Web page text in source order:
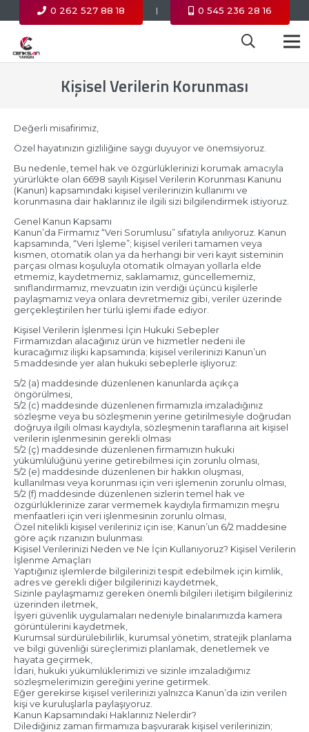
0 262 527 88 18 | 0 545 236 28 16
Kişisel Verilerin Korunması
Değerli misafirimiz,
Özel hayatınızın gizliliğine saygı duyuyor ve önemsiyoruz.
Bu nedenle, temel hak ve özgürlüklerinizi korumak amacıyla
yürürlükte olan 6698 sayılı Kişisel Verilerin Korunması Kanunu
(Kanun) kapsamındaki kişisel verilerinizin kullanımı ve
korunmasına dair haklarınız ile ilgili sizi bilgilendirmek istiyoruz.
Genel Kanun Kapsamı
Kanun’da Firmamız “Veri Sorumlusu” sıfatıyla anılıyoruz. Kanun
kapsamında, “Veri İşleme”; kişisel verileri tamamen veya
kısmen, otomatik olan ya da herhangi bir veri kayıt sisteminin
parçası olması koşuluyla otomatik olmayan yollarla elde
etmemiz, kaydetmemiz, saklamamız, güncellememiz,
sınıflandırmamız, mevzuatın izin verdiği üçüncü kişilerle
paylaşmamız veya onlara devretmemiz gibi, veriler üzerinde
gerçekleştirilen her türlü işlemi ifade ediyor.
Kişisel Verilerin İşlenmesi İçin Hukuki Sebepler
Firmamızdan alacağınız ürün ve hizmetler nedeni ile
kuracağımız ilişki kapsamında; kişisel verilerinizi Kanun’un
5.maddesinde yer alan hukuki sebeplerle işliyoruz:
5/2 (a) maddesinde düzenlenen kanunlarda açıkça
öngörülmesi,
5/2 (c) maddesinde düzenlenen firmamızla imzaladığınız
sözleşme veya bu sözleşmenin yerine getirilmesiyle doğrudan
doğruya ilgili olması kaydıyla, sözleşmenin taraflarına ait kişisel
verilerin işlenmesinin gerekli olması
5/2 (ç) maddesinde düzenlenen firmamızın hukuki
yükümlülüğünü yerine getirebilmesi için zorunlu olması,
5/2 (e) maddesinde düzenlenen bir hakkın oluşması,
kullanılması veya korunması için veri işlemenin zorunlu olması,
5/2 (f) maddesinde düzenlenen sizlerin temel hak ve
özgürlüklerinize zarar vermemek kaydıyla firmamızın meşru
menfaatleri için veri işlenmesinin zorunlu olması,
Özel nitelikli kişisel verileriniz için ise; Kanun’un 6/2 maddesine
göre açık rızanızın bulunması.
Kişisel Verilerinizi Neden ve Ne İçin Kullanıyoruz? Kişisel Verilerin
İşlenme Amaçları
Yaptığınız işlemlerde bilgilerinizi tespit edebilmek için kimlik,
adres ve gerekli diğer bilgilerinizi kaydetmek,
Sizinle paylaşmamız gereken önemli bilgileri iletişim bilgileriniz
üzerinden iletmek,
İşyeri güvenlik uygulamaları nedeniyle binalarımızda kamera
görüntülerini kaydetmek,
Kurumsal sürdürülebilirlik, kurumsal yönetim, stratejik planlama
ve bilgi güvenliği süreçlerimizi planlamak, denetlemek ve
hayata geçirmek,
İdari, hukuki yükümlüklerimizi ve sizinle imzaladığımız
sözleşmelerimizin gereğini yerine getirmek.
Eğer gerekirse kişisel verilerinizi yalnızca Kanun’da izin verilen
kişi ve kuruluşlarla paylaşıyoruz.
Kanun Kapsamındaki Haklarınız Nelerdir?
Dilediğiniz zaman firmamıza başvurarak kişisel verilerinizin;